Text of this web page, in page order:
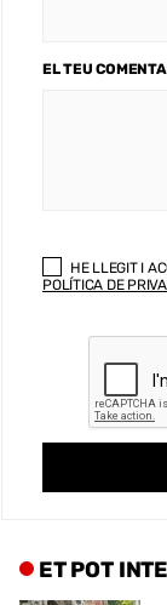
EL TEU
HE LLEGIT I
POLÍTICA DE
ET POT